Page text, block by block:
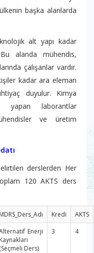
başka alanlarda
alt yapı kadar
alanda mühendis,
çalışanlar vardır.
kadar ara eleman
duyulur. Kimya
yapan laborantlar
ve üretim
derslerden Her
120 AKTS ders
MDRS_Ders_Adı Kredi
AKTS
Enerji
Kaynakları
(Seçmeli Ders)
3 4